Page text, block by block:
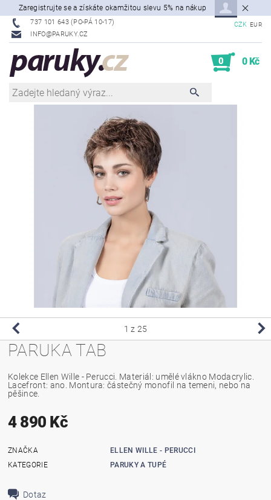
Zaregistrujte se a získáte okamžitou slevu 5% na nákup
737 101 643 (PO-PÁ 10-17)
INFO@PARUKY.CZ
CZK EUR
0 0 Kč
1 z 25
PARUKA TAB
Kolekce Ellen Wille - Perucci. Materiál: umělé vlákno Modacrylic.
Lacefront: ano. Montura: částečný monofil na temeni, nebo na
pěšince.
4 890 Kč
ZNAČKA
ELLEN WILLE - PERUCCI
KATEGORIE
PARUKY A TUPÉ
Dotaz